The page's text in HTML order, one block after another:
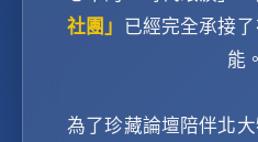
社團」 已經完全承接
能。
為了珍藏論壇陪伴北